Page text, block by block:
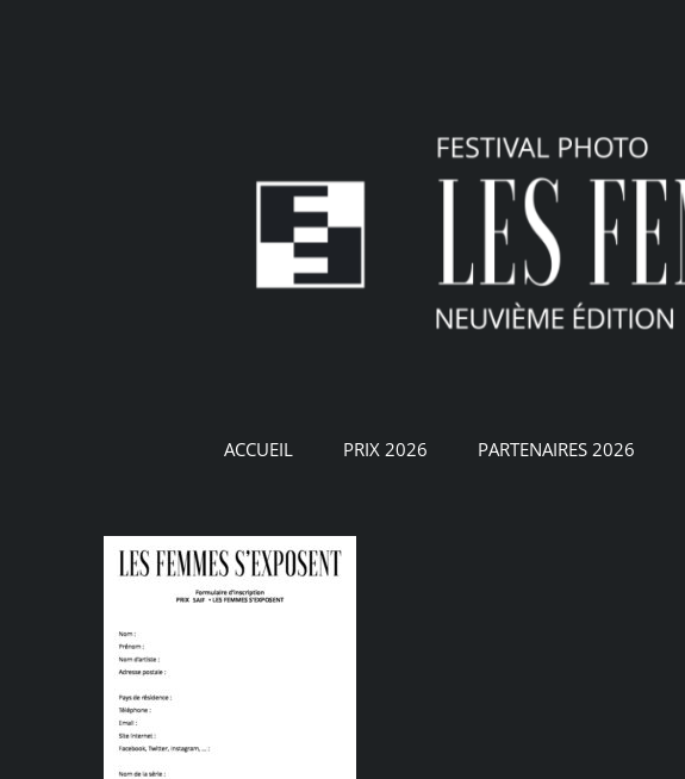
ACCUEIL PRIX 2026 PARTENAIRES 2026